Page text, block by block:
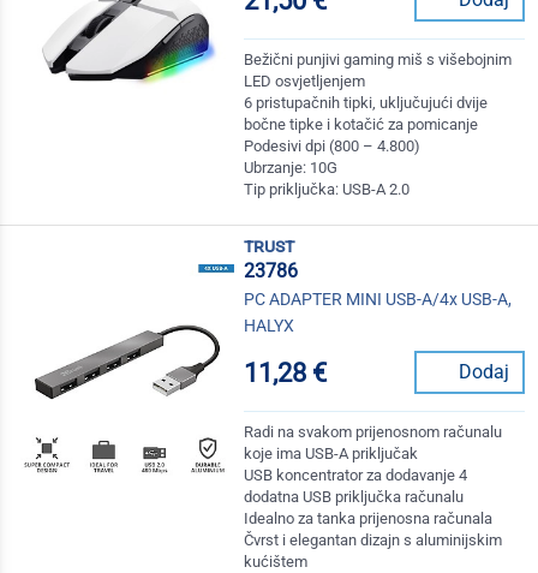
Bežični punjivi gaming miš s višebojnim
LED osvjetljenjem
6 pristupačnih tipki, uključujući dvije
bočne tipke i kotačić za pomicanje
Podesivi dpi (800 – 4.800)
Ubrzanje: 10G
Tip priključka: USB-A 2.0
trust
23786
PC ADAPTER MINI USB-A/4x USB-A,
HALYX
11,28 € Dodaj
Radi na svakom prijenosnom računalu
koje ima USB-A priključak
USB koncentrator za dodavanje 4
dodatna USB priključka računalu
Idealno za tanka prijenosna računala
Čvrst i elegantan dizajn s aluminijskim
kućištem